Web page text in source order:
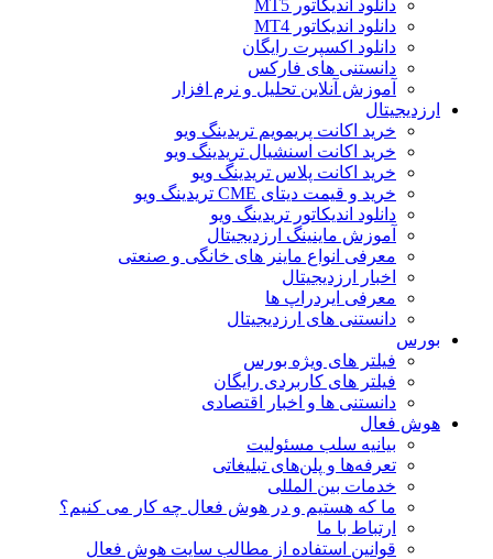
دانلود اندیکاتور MT5
دانلود اندیکاتور MT4
دانلود اکسپرت رایگان
دانستنی های فارکس
آموزش آنلاین تحلیل و نرم افزار
ارزدیجیتال
خرید اکانت پریمویم تریدینگ ویو
خرید اکانت اسنشیال تریدینگ ویو
خرید اکانت پلاس تریدینگ ویو
خرید و قیمت دیتای CME تریدینگ ویو
دانلود اندیکاتور تریدینگ ویو
آموزش ماینینگ ارزدیجیتال
معرفی انواع ماینر های خانگی و صنعتی
اخبار ارزدیجیتال
معرفی ایردراپ ها
دانستنی های ارزدیجیتال
بورس
فیلتر های ویژه بورس
فیلتر های کاربردی رایگان
دانستنی ها و اخبار اقتصادی
هوش فعال
بیانیه سلب مسئولیت
تعرفه‌ها و پلن‌های تبلیغاتی
خدمات بین المللی
ما که هستیم و در هوش فعال چه کار می کنیم؟
ارتباط با ما
قوانین استفاده از مطالب سایت هوش فعال